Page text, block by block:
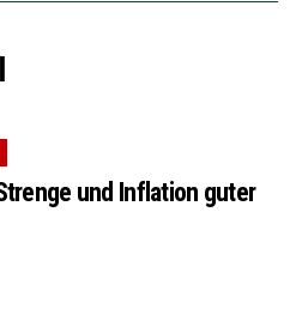
und Inflation guter